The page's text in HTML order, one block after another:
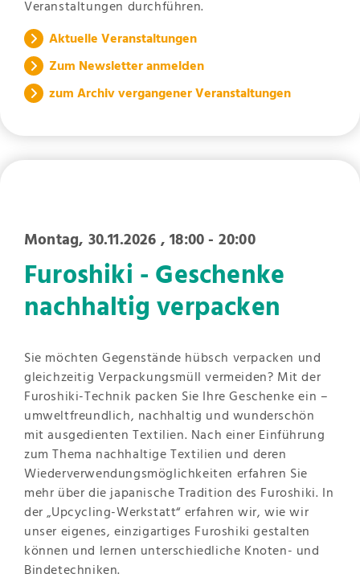
Veranstaltungen durchführen.
Aktuelle Veranstaltungen
Zum Newsletter anmelden
zum Archiv vergangener Veranstaltungen
Montag, 30.11.2026 , 18:00 - 20:00
Furoshiki - Geschenke
nachhaltig verpacken
Sie möchten Gegenstände hübsch verpacken und
gleichzeitig Verpackungsmüll vermeiden? Mit der
Furoshiki-Technik packen Sie Ihre Geschenke ein –
umweltfreundlich, nachhaltig und wunderschön
mit ausgedienten Textilien. Nach einer Einführung
zum Thema nachhaltige Textilien und deren
Wiederverwendungsmöglichkeiten erfahren Sie
mehr über die japanische Tradition des Furoshiki. In
der „Upcycling-Werkstatt“ erfahren wir, wie wir
unser eigenes, einzigartiges Furoshiki gestalten
können und lernen unterschiedliche Knoten- und
Bindetechniken.